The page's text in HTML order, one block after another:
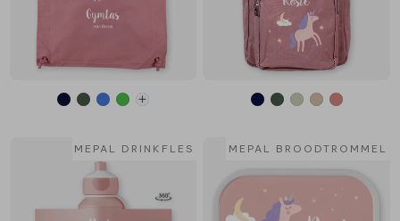
MEPAL DRINKFLES MEPAL BROODTROMMEL